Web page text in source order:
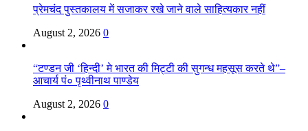
प्रेमचंद पुस्तकालय में सजाकर रखे जाने वाले साहित्यकार नहीं
August 2, 2026 0
“टण्डन जी ‘हिन्दी’ मे भारत की मिट्टी की सुगन्ध महसूस करते थे”–
आचार्य पं० पृथ्वीनाथ पाण्डेय
August 2, 2026 0